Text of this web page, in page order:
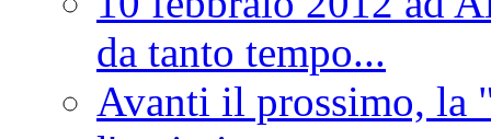
da tanto tempo...
Avanti il prossimo, la